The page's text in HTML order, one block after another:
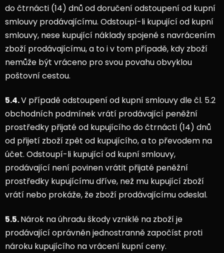
do čtrnácti (14) dnů od doručení odstoupení od kupní
smlouvy prodávajícímu. Odstoupí-li kupující od kupní
smlouvy, nese kupující náklady spojené s navrácením
zboží prodávajícímu, a to i v tom případě, kdy zboží
nemůže být vráceno pro svou povahu obvyklou
poštovní cestou.
5.4.V případě odstoupení od kupní smlouvy dle čl. 5.2
obchodních podmínek vrátí prodávající peněžní
prostředky přijaté od kupujícího do čtrnácti (14) dnů
od přijetí zboží zpět od kupujícího, a to převodem na
účet. Odstoupí-li kupující od kupní smlouvy,
prodávající není povinen vrátit přijaté peněžní
prostředky kupujícímu dříve, než mu kupující zboží
vrátí nebo prokáže, že zboží prodávajícímu odeslal.
5.5.Nárok na úhradu škody vzniklé na zboží je
prodávající oprávněn jednostranně započíst proti
nároku kupujícího na vrácení kupní ceny.